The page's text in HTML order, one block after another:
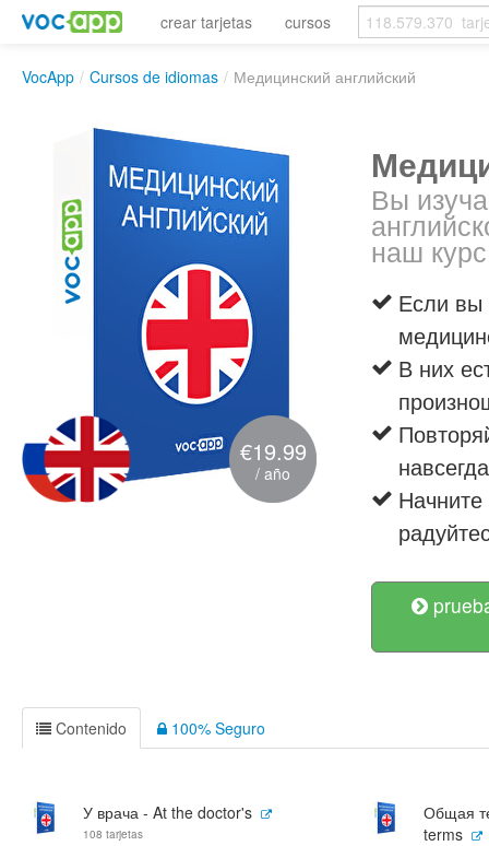
crear tarjetas cursos
VocApp / Cursos de idiomas / Медицинский английский
€19.99
/ año
Вы
наш
Если вы
В них
Contenido 100% Seguro
У врача - At the doctor's
108 tarjetas
Общая
terms